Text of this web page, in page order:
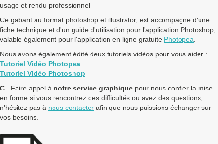
usage et rendu professionnel.
Ce gabarit au format photoshop et illustrator, est accompagné d'une
fiche technique et d'un guide d'utilisation pour l'application Photoshop,
valable également pour l'application en ligne gratuite Photopea
Nous avons également édité deux tutoriels vidéos pour vous aider :
Tutoriel Vidéo Photopea
Tutoriel Vidéo Photoshop
C . Faire appel à notre service graphique pour nous confier la mise
en forme si vous rencontrez des difficultés ou avez des questions,
n'hésitez pas à nous contacter afin que nous puissions échanger sur
vos besoins.